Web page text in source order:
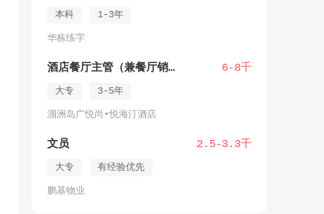
本科 1-3年
华栋练字
酒店餐厅主管（兼餐厅销售） 6-8千
大专 3-5年
涠洲岛广悦尚•悦海汀酒店
文员 2.5-3.3千
大专 有经验优先
鹏基物业